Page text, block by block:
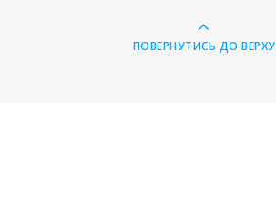
ПОВЕРНУТИСЬ ДО ВЕРХУ